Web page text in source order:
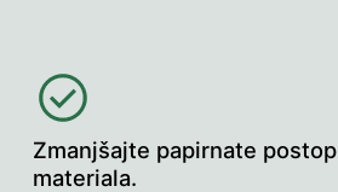
Zmanjšajte papirnate
materiala.